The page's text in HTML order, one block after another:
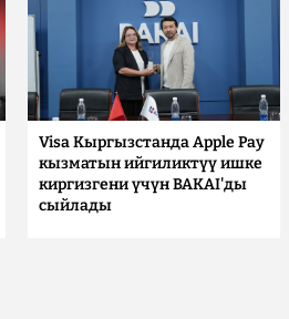
Visa Кыргызстанда Apple Pay
кызматын ийгиликтүү ишке
киргизгени үчүн BAKAI'ды
сыйлады